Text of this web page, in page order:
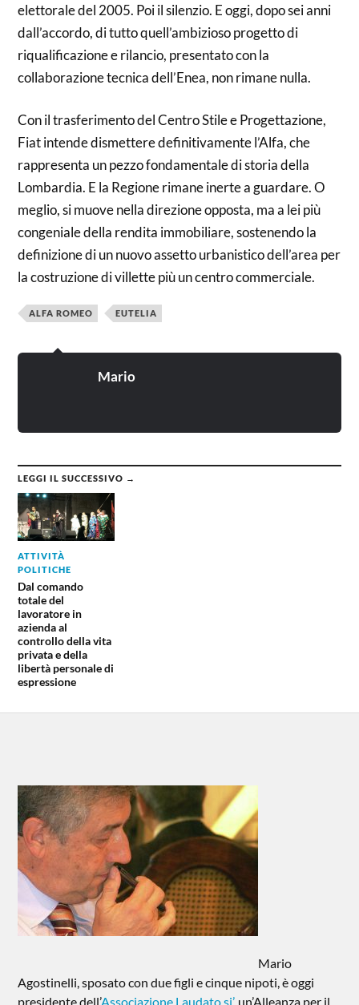
elettorale del 2005. Poi il silenzio. E oggi, dopo sei anni
dall’accordo, di tutto quell’ambizioso progetto di
riqualificazione e rilancio, presentato con la
collaborazione tecnica dell’Enea, non rimane nulla.
Con il trasferimento del Centro Stile e Progettazione,
Fiat intende dismettere definitivamente l’Alfa, che
rappresenta un pezzo fondamentale di storia della
Lombardia. E la Regione rimane inerte a guardare. O
meglio, si muove nella direzione opposta, ma a lei più
congeniale della rendita immobiliare, sostenendo la
definizione di un nuovo assetto urbanistico dell’area per
la costruzione di villette più un centro commerciale.
ALFA ROMEO EUTELIA
Mario
LEGGI IL SUCCESSIVO →
ATTIVITÀ
POLITICHE
Dal comando
totale del
lavoratore in
azienda al
controllo della vita
privata e della
libertà personale di
espressione
Mario
Agostinelli, sposato con due figli e cinque nipoti, è oggi
presidente dell’Associazione Laudato si’, un’Alleanza per il